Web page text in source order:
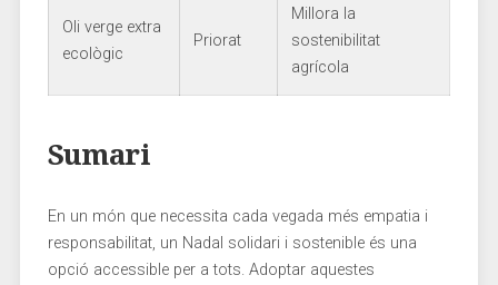
Oli ⁤verge extra
‍ecològic
Priorat
Millora ⁣la
sostenibilitat
agrícola
Sumari
En ‍un‍ món ⁢que necessita cada vegada ⁣més empatia i
⁢responsabilitat, ‌un Nadal ⁢solidari i⁢ sostenible és⁣ una
opció accessible ‌per a tots. Adoptar⁤ aquestes